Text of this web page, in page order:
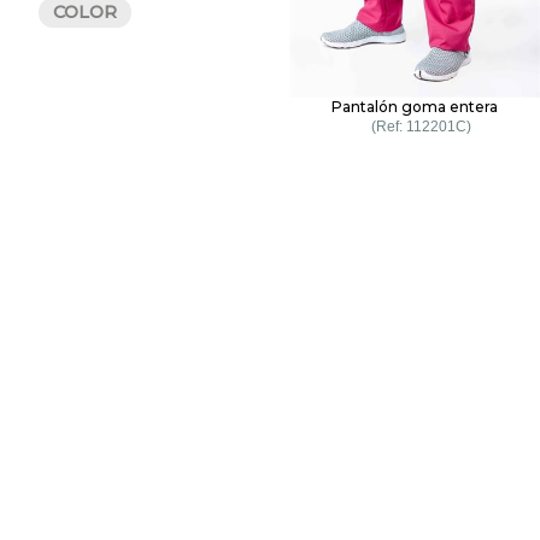
COLOR
Pantalón goma entera
112201C